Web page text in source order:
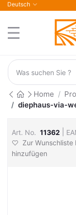
Deutsch
Home
diephaus-via-
Art. No. 11362
Zur Wunschliste
hinzufügen